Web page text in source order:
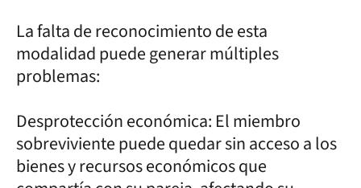
La falta de reconocimiento de esta
modalidad puede generar múltiples
problemas:
Desprotección económica: El miembro
sobreviviente puede quedar sin acceso a los
bienes y recursos económicos que